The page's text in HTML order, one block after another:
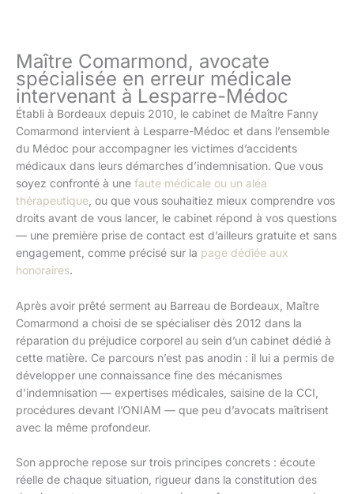
Maître Comarmond, avocate
spécialisée en erreur médicale
intervenant à Lesparre-Médoc
Établi à Bordeaux depuis 2010, le cabinet de Maître Fanny
Comarmond intervient à Lesparre-Médoc et dans l’ensemble
du Médoc pour accompagner les victimes d’accidents
médicaux dans leurs démarches d’indemnisation. Que vous
soyez confronté à une faute médicale ou un aléa
thérapeutique , ou que vous souhaitiez mieux comprendre vos
droits avant de vous lancer, le cabinet répond à vos questions
— une première prise de contact est d’ailleurs gratuite et sans
engagement, comme précisé sur la page dédiée aux
honoraires.
Après avoir prêté serment au Barreau de Bordeaux, Maître
Comarmond a choisi de se spécialiser dès 2012 dans la
réparation du préjudice corporel au sein d’un cabinet dédié à
cette matière. Ce parcours n’est pas anodin : il lui a permis de
développer une connaissance fine des mécanismes
d’indemnisation — expertises médicales, saisine de la CCI,
procédures devant l’ONIAM — que peu d’avocats maîtrisent
avec la même profondeur.
Son approche repose sur trois principes concrets : écoute
réelle de chaque situation, rigueur dans la constitution des